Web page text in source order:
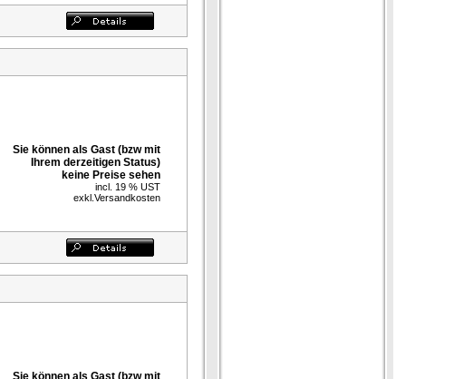
Sie können als Gast (bzw mit
Ihrem derzeitigen Status)
keine Preise sehen
incl. 19 % UST
exkl. Versandkosten
Sie können als Gast (bzw mit